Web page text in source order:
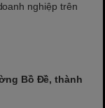
nghiệp trên
Bồ Đề, thành